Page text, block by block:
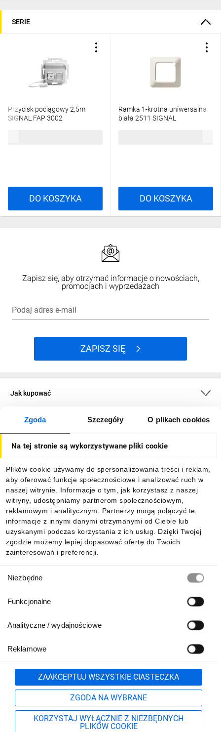
Zgoda Szczegóły O plikach cookies
Na tej stronie są wykorzystywane pliki cookie
Plików cookie używamy do spersonalizowania treści i reklam,
aby oferować funkcje społecznościowe i analizować ruch w
naszej witrynie. Informacje o tym, jak korzystasz z naszej
witryny, udostępniamy partnerom społecznościowym,
reklamowym i analitycznym. Partnerzy mogą połączyć te
informacje z innymi danymi otrzymanymi od Ciebie lub
uzyskanymi podczas korzystania z ich usług. Dzięki Twojej
zgodzie możemy lepiej dopasować ofertę do Twoich
zainteresowań i preferencji.
zgody
Niezbędne
Funkcjonalne
Analityczne / wydajnościowe
Reklamowe
ZAAKCEPTUJ WSZYSTKIE CIASTECZKA
ZGODA NA WYBRANE
KORZYSTAJ WYŁĄCZNIE Z NIEZBĘDNYCH
PLIKÓW COOKIE
SERIE
Przycisk pociągowy 2,5m
SIGNAL FAP 3002
DO KOSZYKA
Ramka 1-krotna uniwersalna
biała 2511 SIGNAL
DO KOSZYKA
Zapisz się, aby otrzymać informacje o nowościach,
promocjach i wyprzedażach
Podaj adres e-mail
ZAPISZ SIĘ
Jak kupować
O firmie
Informacje
Pobierz naszą aplikację mobilną:
801 500 700 lub
71 37 61 600
Formularz kontaktowy